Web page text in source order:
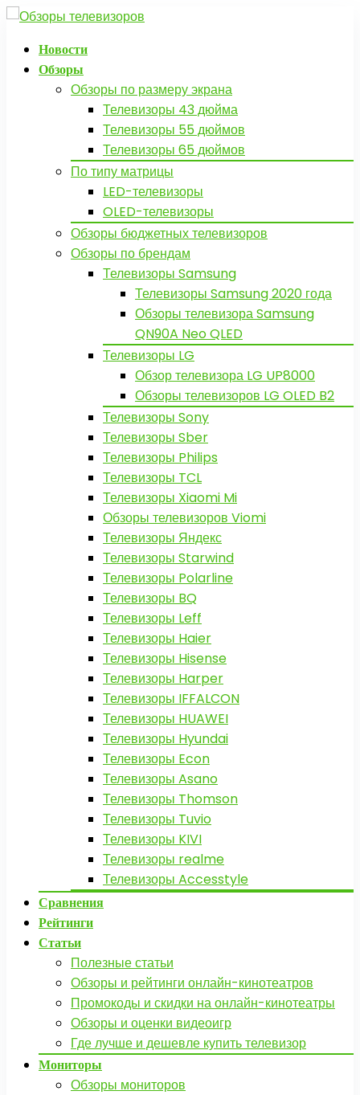
Новости
Обзоры
Обзоры по размеру экрана
Телевизоры 43 дюйма
Телевизоры 55 дюймов
Телевизоры 65 дюймов
По типу матрицы
LED-телевизоры
OLED-телевизоры
Обзоры бюджетных телевизоров
Обзоры по брендам
Телевизоры Samsung
Телевизоры Samsung 2020 года
Обзоры телевизора Samsung
QN90A Neo QLED
Телевизоры LG
Обзор телевизора LG UP8000
Обзоры телевизоров LG OLED B2
Телевизоры Sony
Телевизоры Sber
Телевизоры Philips
Телевизоры TCL
Телевизоры Xiaomi Mi
Обзоры телевизоров Viomi
Телевизоры Яндекс
Телевизоры Starwind
Телевизоры Polarline
Телевизоры BQ
Телевизоры Leff
Телевизоры Haier
Телевизоры Hisense
Телевизоры Harper
Телевизоры IFFALCON
Телевизоры HUAWEI
Телевизоры Hyundai
Телевизоры Econ
Телевизоры Asano
Телевизоры Thomson
Телевизоры Tuvio
Телевизоры KIVI
Телевизоры realme
Телевизоры Accesstyle
Сравнения
Рейтинги
Статьи
Полезные статьи
Обзоры и рейтинги онлайн-кинотеатров
Промокоды и скидки на онлайн-кинотеатры
Обзоры и оценки видеоигр
Где лучше и дешевле купить телевизор
Мониторы
Обзоры мониторов